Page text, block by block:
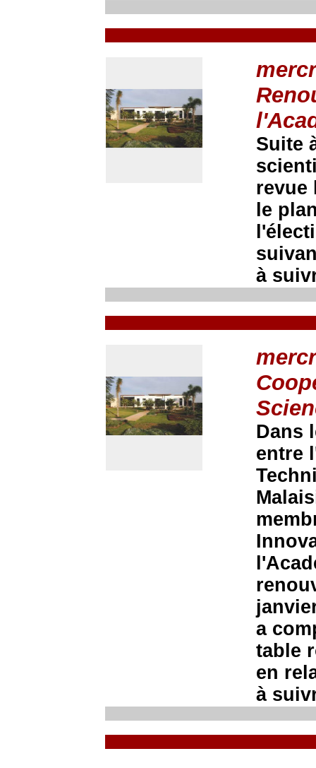
Suite
revue
le
à
Dans
entre
a
table
en
à